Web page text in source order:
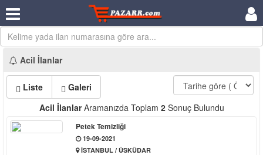
Acil İlanlar
Liste
Galeri
Acil İlanlarAramanızda Toplam 2Sonuç Bulundu
Petek Temizliği
19-09-2021
İSTANBUL / ÜSKÜDAR